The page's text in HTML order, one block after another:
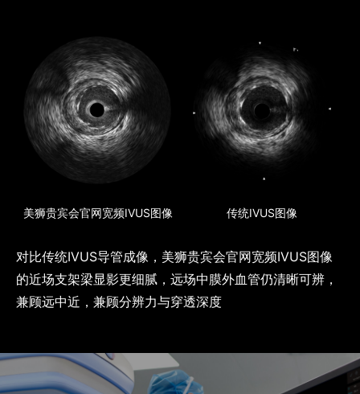
美狮贵宾会官网宽频IVUS图像 传统IVUS图像
对比传统IVUS导管成像，美狮贵宾会官网宽频IVUS图像
的近场支架梁显影更细腻，远场中膜外血管仍清晰可辨，
兼顾远中近，兼顾分辨力与穿透深度